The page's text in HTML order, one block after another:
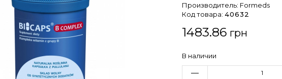
Производитель: Formeds
Код товара: 40632
1483.86 грн
В наличии